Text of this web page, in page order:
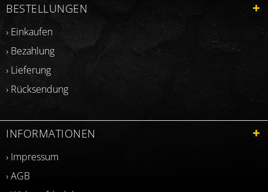
BESTELLUNGEN
› Einkaufen
› Bezahlung
› Lieferung
› Rücksendung
INFORMATIONEN
› Impressum
› AGB